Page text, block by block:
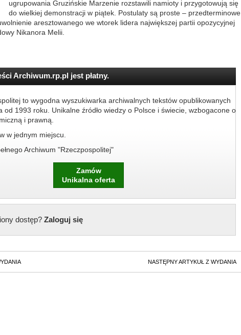
ugrupowania Gruzińskie Marzenie rozstawili namioty i przygotowują się
do wielkiej demonstracji w piątek. Postulaty są proste – przedterminowe
aresztowanego we wtorek lidera największej partii opozycyjnej
Nikanora Melii.
Archiwum.rp.pl jest płatny.
to wygodna wyszukiwarka archiwalnych tekstów opublikowanych
od 1993 roku. Unikalne źródło wiedzy o Polsce i świecie, wzbogacone o
i prawną.
w jednym miejscu.
Archiwum "Rzeczpospolitej"
Zamów
Unikalna oferta
dostęp?Zaloguj się
NASTĘPNY ARTYKUŁ Z WYDANIA